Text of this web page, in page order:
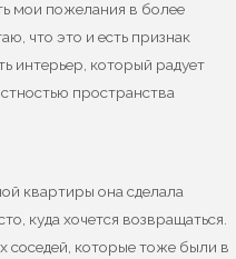
мои пожелания в более
что это и есть признак
интерьер, который радует
пространства
квартиры она сделала
куда хочется возвращаться.
которые тоже были в